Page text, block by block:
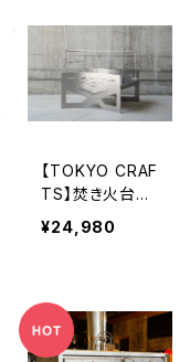
【TOKYO CRAF
TS】焚き火台マ
クライト チタン
¥24,980